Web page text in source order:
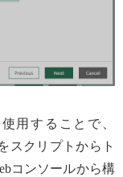
用することで、
スクリプトからト
コンソールから構